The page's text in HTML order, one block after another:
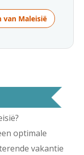
van Maleisië
optimale
vakantie